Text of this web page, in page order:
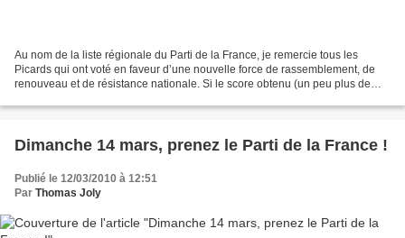
Au nom de la liste régionale du Parti de la France, je remercie tous les
Picards qui ont voté en faveur d’une nouvelle force de rassemblement, de
renouveau et de résistance nationale. Si le score obtenu (un peu plus de
Dimanche 14 mars, prenez le Parti de la France !
Publié le 12/03/2010 à 12:51
Par Thomas Joly